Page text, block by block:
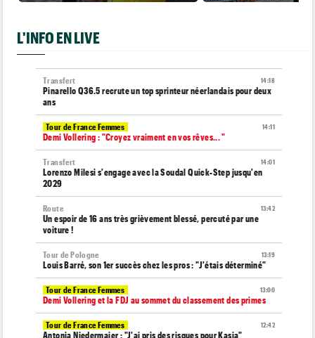
L'INFO EN LIVE
14:18
Transfert
Pinarello Q36.5 recrute un top sprinteur néerlandais pour deux
ans
14:11
Tour de France Femmes
Demi Vollering : "Croyez vraiment en vos rêves... "
14:01
Transfert
Lorenzo Milesi s'engage avec la Soudal Quick-Step jusqu'en
2029
13:42
Route
Un espoir de 16 ans très grièvement blessé, percuté par une
voiture !
13:19
Tour de Pologne
Louis Barré, son 1er succès chez les pros : "J'étais déterminé"
13:00
Tour de France Femmes
Demi Vollering et la FDJ au sommet du classement des primes
12:42
Tour de France Femmes
Antonia Niedermaier : "J'ai pris des risques pour Kasia"